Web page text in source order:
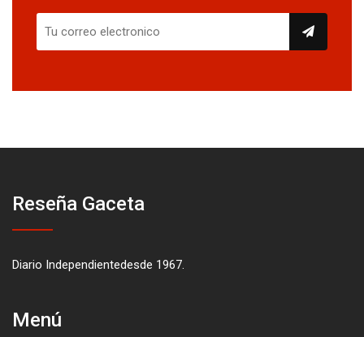
Reseña Gaceta
Diario Independientedesde 1967.
Menú